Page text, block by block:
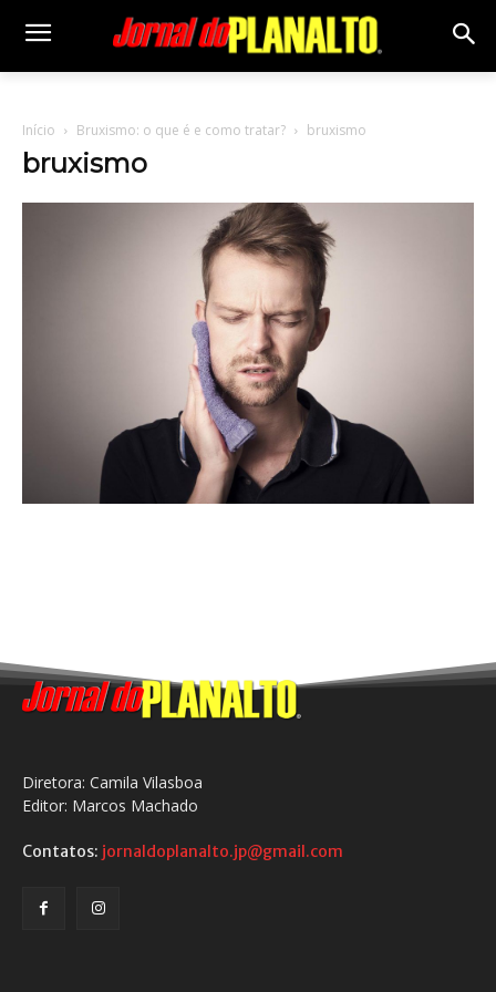
Início Bruxismo: o que é e como tratar? bruxismo
bruxismo
Diretora: Camila Vilasboa
Editor: Marcos Machado
Contatos: jornaldoplanalto.jp@gmail.com